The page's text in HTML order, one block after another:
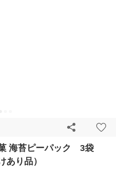
菓 海苔ピーパック 3袋
り品）